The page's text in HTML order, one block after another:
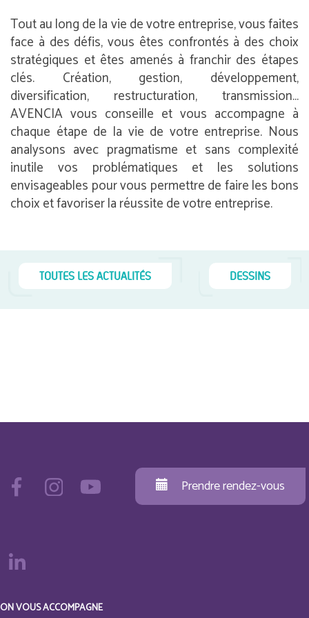
Tout au long de la vie de votre entreprise, vous faites
face à des défis, vous êtes confrontés à des choix
stratégiques et êtes amenés à franchir des étapes
clés. Création, gestion, développement,
diversification, restructuration, transmission…
AVENCIA vous conseille et vous accompagne à
chaque étape de la vie de votre entreprise. Nous
analysons avec pragmatisme et sans complexité
inutile vos problématiques et les solutions
envisageables pour vous permettre de faire les bons
choix et favoriser la réussite de votre entreprise.
TOUTES LES ACTUALITÉS DESSINS
Prendre rendez-vous
ON VOUS ACCOMPAGNE